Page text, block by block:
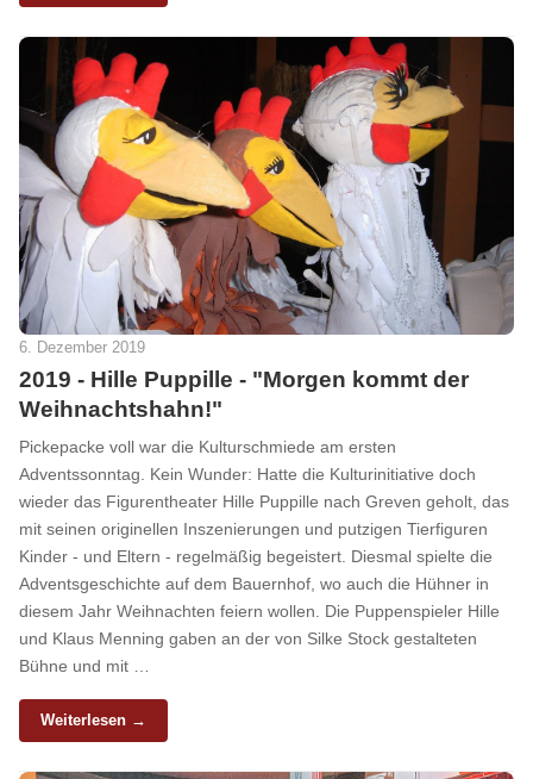
6. Dezember 2019
2019 - Hille Puppille - "Morgen kommt der
Weihnachtshahn!"
Pickepacke voll war die Kulturschmiede am ersten
Adventssonntag. Kein Wunder: Hatte die Kulturinitiative doch
wieder das Figurentheater Hille Puppille nach Greven geholt, das
mit seinen originellen Inszenierungen und putzigen Tierfiguren
Kinder - und Eltern - regelmäßig begeistert. Diesmal spielte die
Adventsgeschichte auf dem Bauernhof, wo auch die Hühner in
diesem Jahr Weihnachten feiern wollen. Die Puppenspieler Hille
und Klaus Menning gaben an der von Silke Stock gestalteten
Bühne und mit …
Weiterlesen →